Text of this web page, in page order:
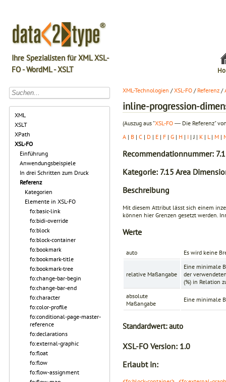
Ihre Spezialisten für XML XSL-
FO - WordML - XSLT
XML
XSLT
XPath
XSL-FO
Einführung
Anwendungsbeispiele
In drei Schritten zum Druck
Referenz
Kategorien
Elemente in XSL-FO
fo:basic-link
fo:bidi-override
fo:block
fo:block-container
fo:bookmark
fo:bookmark-title
fo:bookmark-tree
fo:change-bar-begin
fo:change-bar-end
fo:character
fo:color-profile
fo:conditional-page-master-
reference
fo:declarations
fo:external-graphic
fo:float
fo:flow
fo:flow-assignment
XML-Technologien /XSL-FO / Referenz /
inline-progression-
(Auszug aus "XSL-FO ― Die Referenz"
A | B | C | D | E | F | G | H | I | J | K | L | M |
Recommendationnummer:
Kategorie: 7.15 Area
Beschreibung
Mit diesem Attribut lässt sich einem
können hier Grenzen gesetzt werden.
Werte
auto Es wird keine
relative Maßangabe
Eine minimale
der
(%) in Relation
absolute
Maßangabe
Eine minimale
Standardwert:auto
XSL-FO Version: 1.0
Erlaubt in: